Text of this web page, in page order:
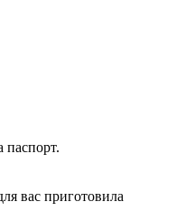
вас приготовила